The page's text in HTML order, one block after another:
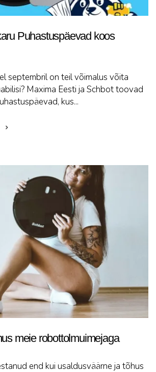
Puhastuspäevad koos
septembril on teil võimalus võita
Maxima Eesti ja Schbot toovad
kus...
meie robottolmuimejaga
end kui usaldusväärne ja tõhus